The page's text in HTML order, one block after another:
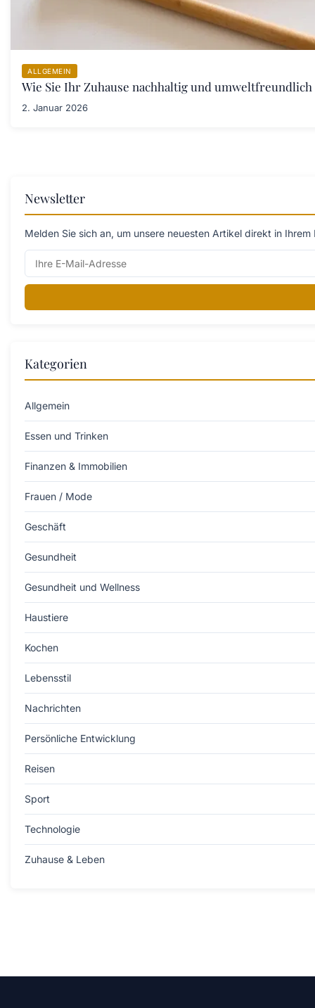
ALLGEMEIN
Wie Sie Ihr Zuhause nachhaltig und umweltfreundlich
2. Januar 2026
Newsletter
Melden Sie sich an, um unsere neuesten Artikel direkt in
Kategorien
Allgemein
Essen und Trinken
Finanzen & Immobilien
Frauen / Mode
Geschäft
Gesundheit
Gesundheit und Wellness
Haustiere
Kochen
Lebensstil
Nachrichten
Persönliche Entwicklung
Reisen
Sport
Technologie
Zuhause & Leben